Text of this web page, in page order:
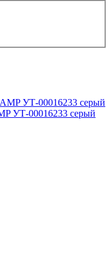
УТ-00016233 серый